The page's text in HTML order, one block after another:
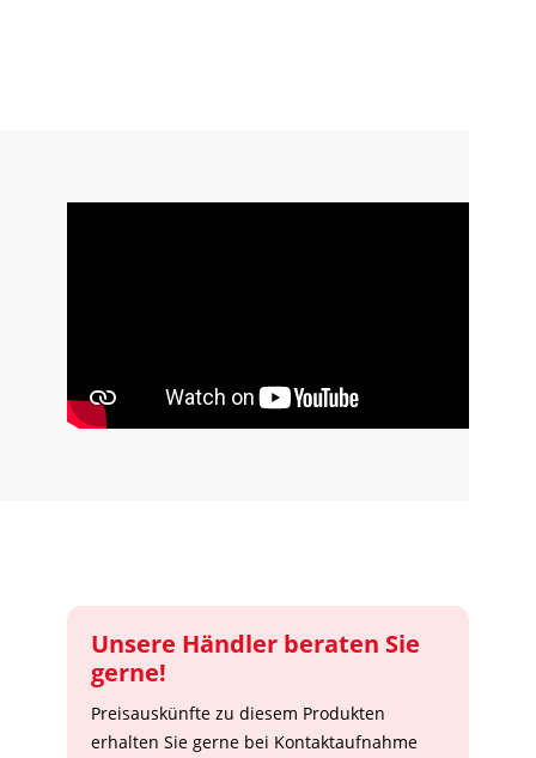
Unsere Händler beraten Sie
gerne!
Preisauskünfte zu diesem Produkten
erhalten Sie gerne bei Kontaktaufnahme